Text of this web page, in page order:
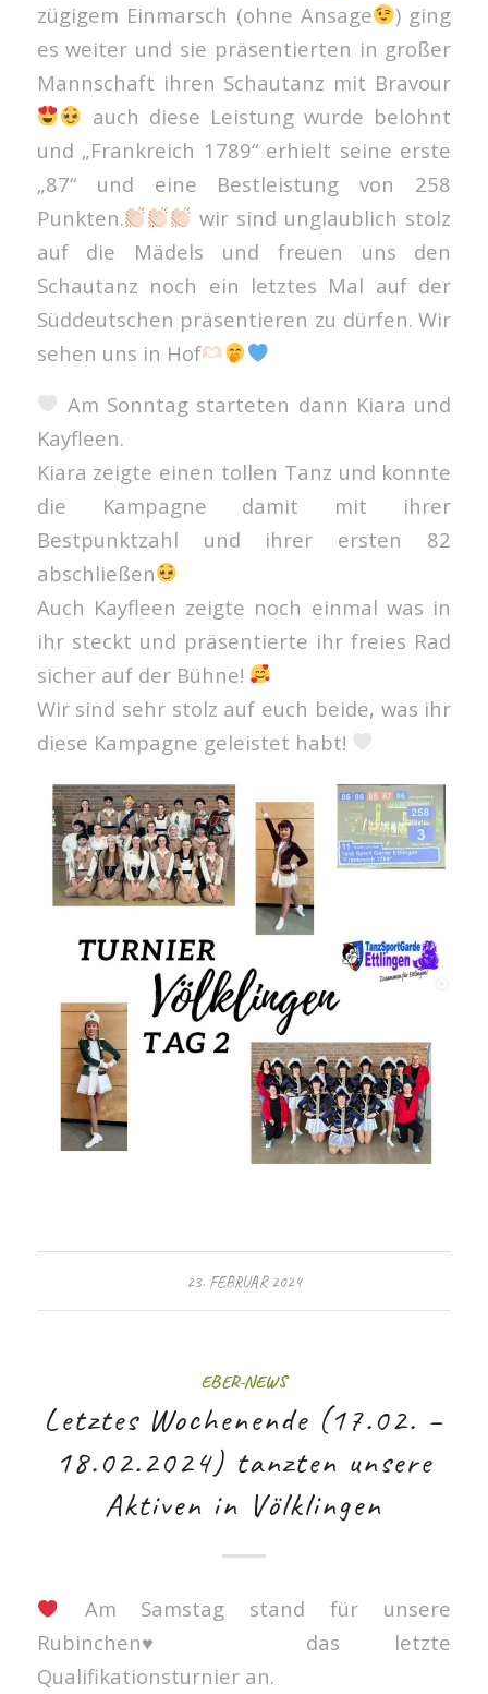
zügigem Einmarsch (ohne Ansage
) ging
es weiter und sie präsentierten in großer
Mannschaft ihren Schautanz mit Bravour
auch diese Leistung wurde belohnt
und „Frankreich 1789“ erhielt seine erste
„87“ und eine Bestleistung von 258
Punkten.
wir sind unglaublich stolz
auf die Mädels und freuen uns den
Schautanz noch ein letztes Mal auf der
Süddeutschen präsentieren zu dürfen. Wir
sehen uns in Hof
Am Sonntag starteten dann Kiara und
Kayfleen.
Kiara zeigte einen tollen Tanz und konnte
die Kampagne damit mit ihrer
Bestpunktzahl und ihrer ersten 82
abschließen
Auch Kayfleen zeigte noch einmal was in
ihr steckt und präsentierte ihr freies Rad
sicher auf der Bühne!
Wir sind sehr stolz auf euch beide, was ihr
diese Kampagne geleistet habt!
23. FEBRUAR 2024
EBER-NEWS
Letztes Wochenende (17.02. –
18.02.2024) tanzten unsere
Aktiven in Völklingen
Am Samstag stand für unsere
Rubinchen♥️
das letzte
Qualifikationsturnier an.